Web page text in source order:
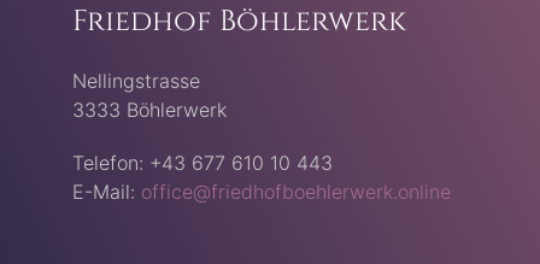
Friedhof Böhlerwerk
Nellingstrasse
3333 Böhlerwerk
Telefon: +43 677 610 10 443
E-Mail: office@friedhofboehlerwerk.online